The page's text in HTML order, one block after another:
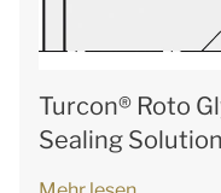
Turcon® Roto
Sealing